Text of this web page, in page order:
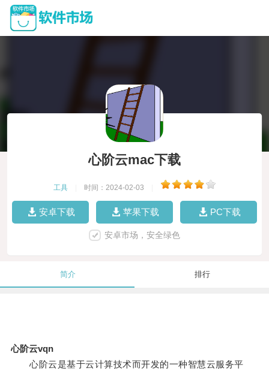
心阶云mac下载
工具 时间：2024-02-03
安卓下载 苹果下载 PC下载
安卓市场，安全绿色
简介 排行
心阶云vqn
心阶云是基于云计算技术而开发的一种智慧云服务平